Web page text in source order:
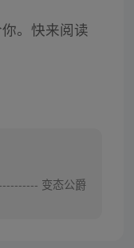
。快来阅读
变态公爵